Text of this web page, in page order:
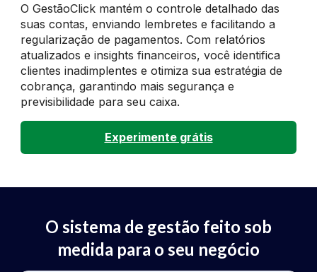
O GestãoClick mantém o controle detalhado das
suas contas, enviando lembretes e facilitando a
regularização de pagamentos. Com relatórios
atualizados e insights financeiros, você identifica
clientes inadimplentes e otimiza sua estratégia de
cobrança, garantindo mais segurança e
previsibilidade para seu caixa.
Experimente grátis
O sistema de gestão feito sob
medida para o seu negócio